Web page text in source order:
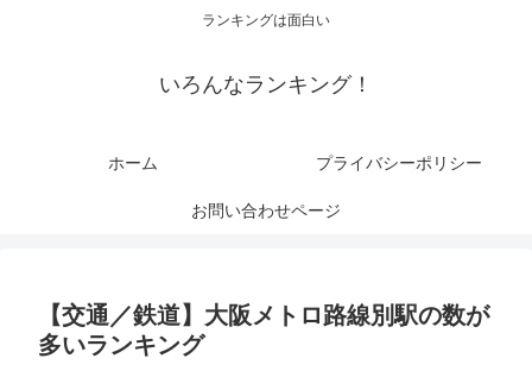
ランキングは面白い
いろんなランキング！
ホーム プライバシーポリシー
お問い合わせページ
【交通／鉄道】大阪メトロ路線別駅の数が
多いランキング